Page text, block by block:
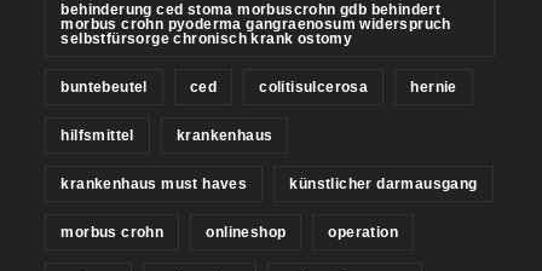
behinderung ced stoma morbuscrohn gdb behindert
morbus crohn pyoderma gangraenosum widerspruch
selbstfürsorge chronisch krank ostomy
buntebeutel ced colitisulcerosa hernie
hilfsmittel krankenhaus
krankenhaus must haves künstlicher darmausgang
morbus crohn onlineshop operation